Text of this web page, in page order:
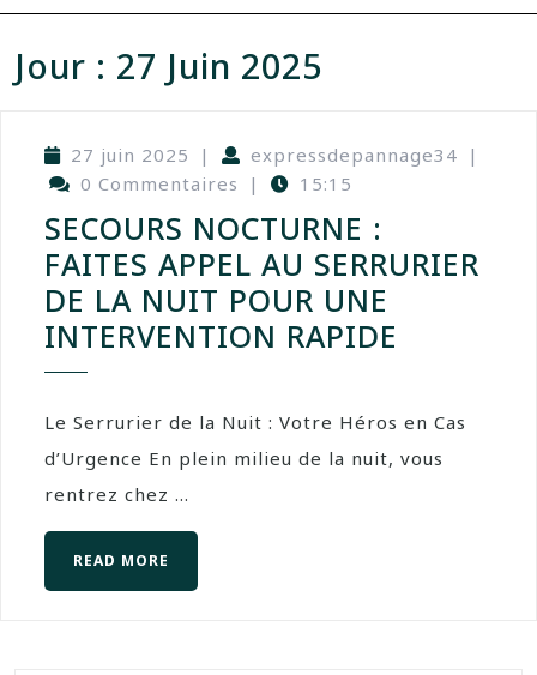
Jour : 27 Juin 2025
27 juin 2025 | expressdepannage34 |
0 Commentaires
| 15:15
SECOURS NOCTURNE :
FAITES APPEL AU SERRURIER
DE LA NUIT POUR UNE
INTERVENTION RAPIDE
Le Serrurier de la Nuit : Votre Héros en Cas
d’Urgence En plein milieu de la nuit, vous
rentrez chez ...
READ MORE